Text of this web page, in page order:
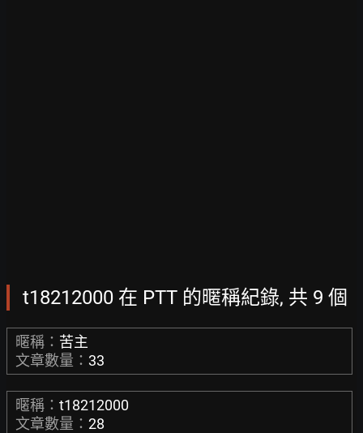
t18212000 在 PTT 的暱稱紀錄, 共 9 個
暱稱： 苦主
文章數量： 33
暱稱： t18212000
文章數量： 28